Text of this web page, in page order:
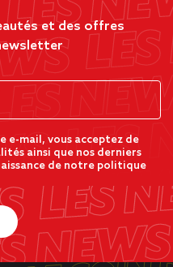
et des offres
e-mail, vous acceptez de
ainsi que nos derniers
de notre politique